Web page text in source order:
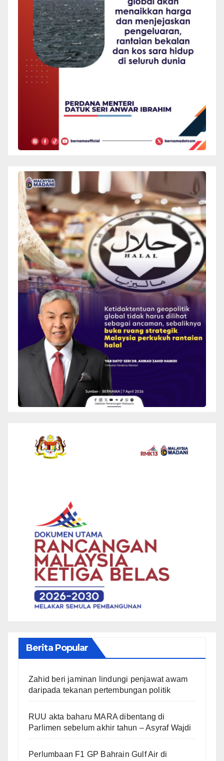
Berita Popular
Zahid beri jaminan lindungi penjawat awam
daripada tekanan pertembungan politik
RUU akta baharu MARA dibentang di
Parlimen sebelum akhir tahun – Asyraf Wajdi
Perlumbaan F1 GP Bahrain Gulf Air di